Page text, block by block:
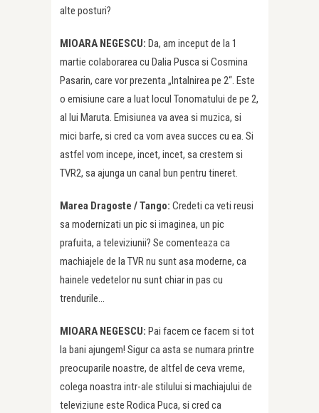
alte posturi?
MIOARA NEGESCU: Da, am inceput de la 1
martie colaborarea cu Dalia Pusca si Cosmina
Pasarin, care vor prezenta „Intalnirea pe 2“. Este
o emisiune care a luat locul Tonomatului de pe 2,
al lui Maruta. Emisiunea va avea si muzica, si
mici barfe, si cred ca vom avea succes cu ea. Si
astfel vom incepe, incet, incet, sa crestem si
TVR2, sa ajunga un canal bun pentru tineret.
Marea Dragoste /Tango: Credeti ca veti reusi
sa modernizati un pic si imaginea, un pic
prafuita, a televiziunii? Se comenteaza ca
machiajele de la TVR nu sunt asa moderne, ca
hainele vedetelor nu sunt chiar in pas cu
trendurile…
MIOARA NEGESCU: Pai facem ce facem si tot
la bani ajungem! Sigur ca asta se numara printre
preocuparile noastre, de altfel de ceva vreme,
colega noastra intr-ale stilului si machiajului de
televiziune este Rodica Puca, si cred ca